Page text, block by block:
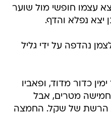
מצא עצמו חופשי מול שוער
יצא נפלא והדף.
נהדפה על ידי גליל
ימין כדור מדוד, ופאביו
מחמישה מטרים, אבל
הרשת של שקל. החמצה